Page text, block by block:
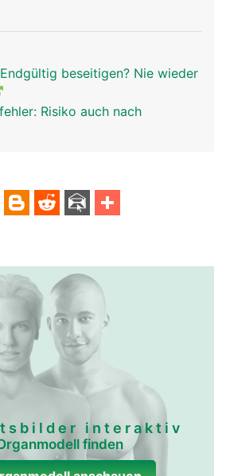
beseitigen? Nie wieder
Risiko auch nach
interaktiv
finden